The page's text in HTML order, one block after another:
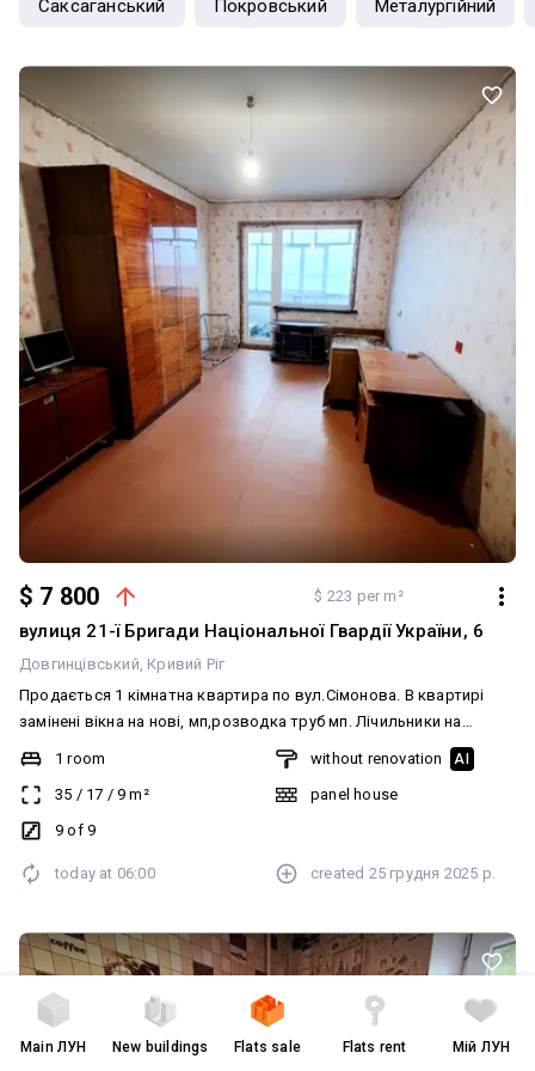
Саксаганський Покровський Металургійний
$ 7 800 $ 223 per m²
вулиця 21-ї Бригади Національної Гвардії України, 6
Довгинцівський Кривий Ріг
Продається 1 кімнатна квартира по вул.Сімонова. В квартирі
замінені вікна на нові, мп,розводка труб мп. Лічильники на
воду,газ,лічильник тепла на будинок. Нова сан. техніка. Квартира
в жилому стані,тепла,не кутова , потребує ремонт. Будинок
ОСББ. Боргів немає.
1 room
35 / 17 / 9 m²
9 of 9
without renovation AI
panel house
today at 06:00 created 25 грудня 2025 р.
MainЛУН New buildings Flats sale Flats rent Мій ЛУН